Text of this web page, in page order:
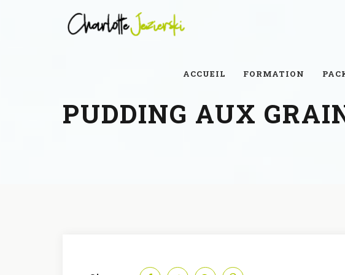
ACCUEIL FORMATION
PUDDING AUX